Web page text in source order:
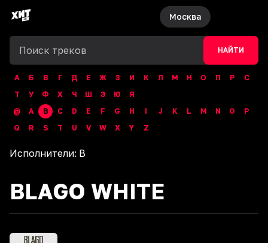
Москва
НАЙТИ
А Б В Г Д Е Ж З И К Л М Н О П Р
С
Т
У Ф Х Ч Ш Э Ю
Я
@
A B C D E F G H I J K L M N O
P
Q
R S T U V W X Y Z
Исполнители: B
BLAGO WHITE